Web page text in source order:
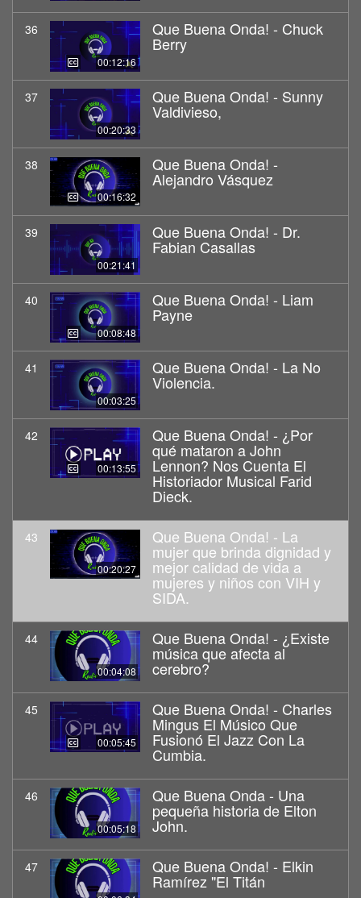
36
00:12:16
Que Buena Onda! - Chuck
Berry
37
00:20:33
Que Buena Onda! - Sunny
Valdivieso,
38
00:16:32
Que Buena Onda! -
Alejandro Vásquez
39
00:21:41
Que Buena Onda! - Dr.
Fabian Casallas
40
00:08:48
Que Buena Onda! - Liam
Payne
41
00:03:25
Que Buena Onda! - La No
Violencia.
42
00:13:55
Que Buena Onda! - ¿Por
qué mataron a John
Lennon? Nos Cuenta El
Historiador Musical Farid
Dieck.
43
00:20:27
Que Buena Onda! - La
mujer que brinda dignidad y
mejor calidad de vida a
mujeres y niños con VIH y
SIDA.
44
00:04:08
Que Buena Onda! - ¿Existe
música que afecta al
cerebro?
45
00:05:45
Que Buena Onda! - Charles
Mingus El Músico Que
Fusionó El Jazz Con La
Cumbia.
46
00:05:18
Que Buena Onda - Una
pequeña historia de Elton
John.
47 Que Buena Onda! - Elkin
Ramírez "El Titán